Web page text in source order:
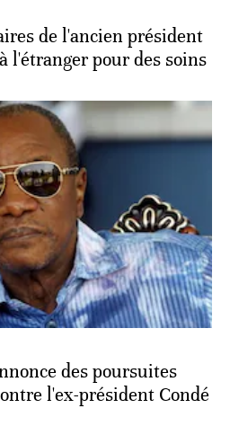
de l'ancien président
l'étranger pour des soins
des poursuites
l'ex-président Condé